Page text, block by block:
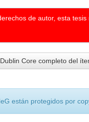
de autor, esta
Core completo del
están protegidos por